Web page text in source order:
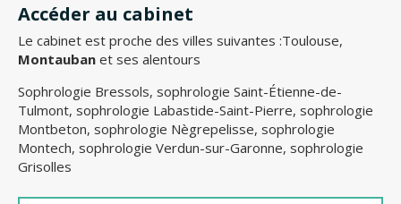
Accéder au cabinet
Le cabinet est proche des villes suivantes :Toulouse,
Montauban et ses alentours
Sophrologie Bressols, sophrologie Saint-Étienne-de-
Tulmont, sophrologie Labastide-Saint-Pierre, sophrologie
Montbeton, sophrologie Nègrepelisse, sophrologie
Montech, sophrologie Verdun-sur-Garonne, sophrologie
Grisolles